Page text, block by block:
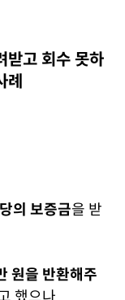
받고 회수 못하
례
의 보증금을 받
원을 반환해주